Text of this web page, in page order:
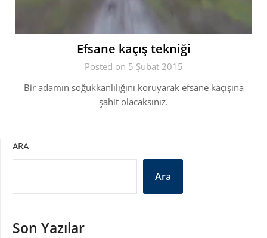
Efsane kaçış tekniği
Posted on 5 Şubat 2015
Bir adamın soğukkanlılığını koruyarak efsane kaçışına
şahit olacaksınız.
ARA
Ara
Son Yazılar